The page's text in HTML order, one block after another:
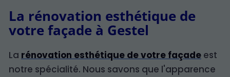
La rénovation esthétique de
votre façade à Gestel
La rénovation esthétique de votre façade est
notre spécialité. Nous savons que l'apparence